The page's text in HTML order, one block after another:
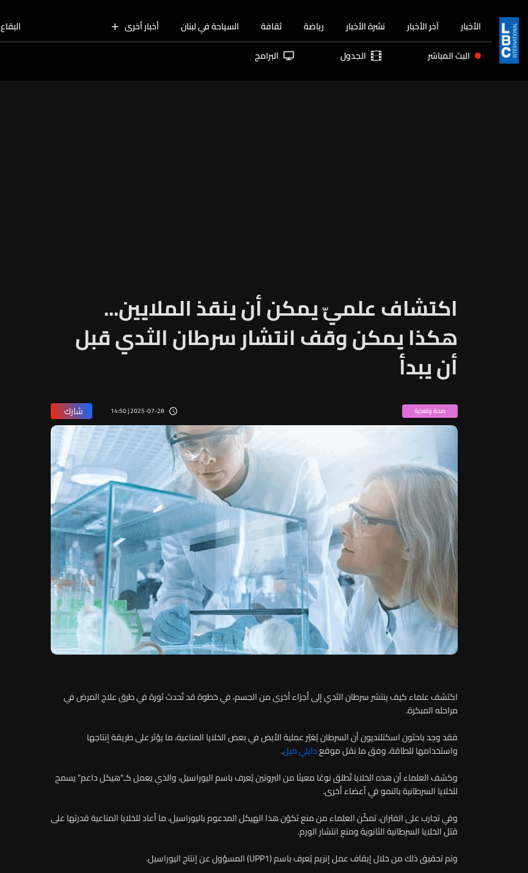
الأخبار آخر الأخبار نشرة الأخبار رياضة ثقافة السياحة في لبنان أخبار أخرى البقاع
الجنوب
البث المباشر الجدول البرامج
اكتشاف علميّ يمكن أن ينقذ الملايين...
هكذا يمكن وقف انتشار سرطان الثدي قبل
أن يبدأ
صحة وتغذية 2025-07-28 | 14:50 شارك
اكتشف علماء كيف ينتشر سرطان الثدي إلى أجزاء أخرى من الجسم، في خطوة قد تُحدث ثورة في طرق علاج المرض في
مراحله المبكرة.
فقد وجد باحثون اسكتلنديون أن السرطان يُغيّر عملية الأيض في بعض الخلايا المناعية، ما يؤثر على طريقة إنتاجها
واستخدامها للطاقة، وفق ما نقل موقعدايلي ميل.
وكشف العلماء أن هذه الخلايا تُطلق نوعًا معينًا من البروتين يُعرف باسم اليوراسيل، والذي يعمل كـ"هيكل داعم" يسمح
للخلايا السرطانية بالنمو في أعضاء أخرى.
وفي تجارب على الفئران، تمكّن العلماء من منع تكوّن هذا الهيكل المدعوم باليوراسيل، ما أعاد للخلايا المناعية قدرتها على
قتل الخلايا السرطانية الثانوية ومنع انتشار الورم.
وتم تحقيق ذلك من خلال إيقاف عمل إنزيم يُعرف باسم (UPP1) المسؤول عن إنتاج اليوراسيل.